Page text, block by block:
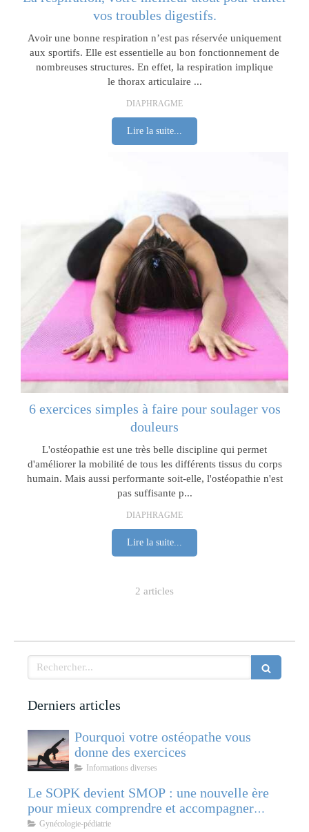
vos troubles digestifs.
Avoir une bonne respiration n’est pas réservée uniquement
aux sportifs. Elle est essentielle au bon fonctionnement de
nombreuses structures. En effet, la respiration implique
le thorax articulaire ...
DIAPHRAGME
Lire la suite...
6 exercices simples à faire pour soulager vos
douleurs
L'ostéopathie est une très belle discipline qui permet
d'améliorer la mobilité de tous les différents tissus du corps
humain. Mais aussi performante soit-elle, l'ostéopathie n'est
pas suffisante p...
DIAPHRAGME
Lire la suite...
2 articles
Rechercher
Derniers articles
Pourquoi votre ostéopathe vous
donne des exercices
Informations diverses
Le SOPK devient SMOP : une nouvelle ère
pour mieux comprendre et accompagner
cette pathologie féminine
Gynécologie-pédiatrie